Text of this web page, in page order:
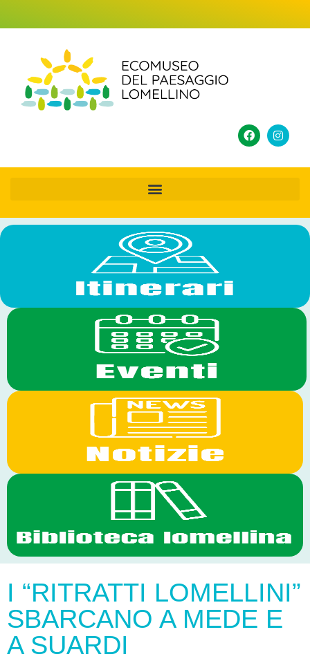
I “RITRATTI LOMELLINI”
SBARCANO A MEDE E
A SUARDI